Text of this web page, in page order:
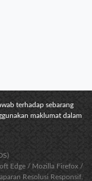
terhadap sebarang
maklumat dalam
Edge / Mozilla Firefox /
Resolusi Responsif.